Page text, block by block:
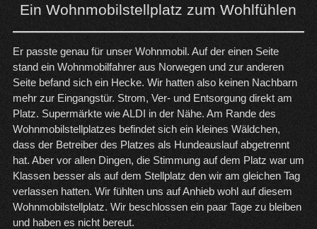
Ein Wohnmobilstellplatz zum Wohlfühlen
Er passte genau für unser Wohnmobil. Auf der einen Seite
stand ein Wohnmobilfahrer aus Norwegen und zur anderen
Seite befand sich ein Hecke. Wir hatten also keinen Nachbarn
mehr zur Eingangstür. Strom, Ver- und Entsorgung direkt am
Platz. Supermärkte wie ALDI in der Nähe. Am Rande des
Wohnmobilstellplatzes befindet sich ein kleines Wäldchen,
dass der Betreiber des Platzes als Hundeauslauf abgetrennt
hat. Aber vor allen Dingen, die Stimmung auf dem Platz war um
Klassen besser als auf dem Stellplatz den wir am gleichen Tag
verlassen hatten. Wir fühlten uns auf Anhieb wohl auf diesem
Wohnmobilstellplatz. Wir beschlossen ein paar Tage zu bleiben
und haben es nicht bereut.